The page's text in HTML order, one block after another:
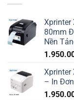
Xprinter
80mm
Nền
Xprinter
– In